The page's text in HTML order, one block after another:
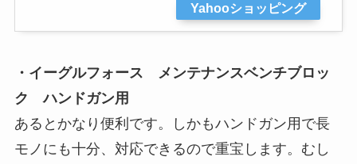
Yahooショッピング
・イーグルフォース メンテナンスベンチブロッ
ク ハンドガン用
あるとかなり便利です。しかもハンドガン用で長
モノにも十分、対応できるので重宝します。むし